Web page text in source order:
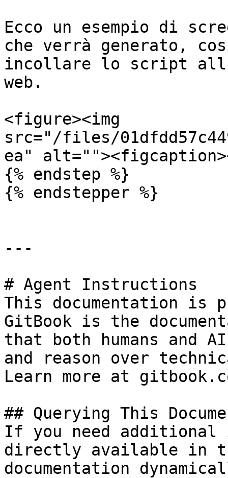
Ecco un esempio di
che verrà generato,
incollare lo script
web.
<figure><img
src="/files/
ea"
{% endstep %}
{% endstepper %}
---
# Agent Instructions
This documentation is
GitBook is the
that both humans and
and reason over
Learn more at
## Querying This
If you need
directly available in
documentation